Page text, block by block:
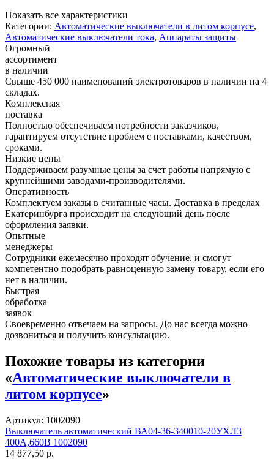
Показать все характеристики
Категории: Автоматические выключатели в литом корпусе,
Автоматические выключатели тока, Аппараты защиты
Огромный
ассортимент
в наличии
Свыше 450 000 наименований электротоваров в наличии на 4
складах.
Комплексная
поставка
Полностью обеспечиваем потребности заказчиков,
гарантируем отсутствие проблем с поставками, качеством,
сроками.
Низкие цены
Поддерживаем разумные цены за счет работы напрямую с
крупнейшими заводами-производителями.
Оперативность
Комплектуем заказы в считанные часы. Доставка в пределах
Екатеринбурга происходит на следующий день после
оформления заявки.
Опытные
менеджеры
Сотрудники ежемесячно проходят обучение, и смогут
компетентно подобрать равноценную замену товару, если его
нет в наличии.
Быстрая
обработка
заявок
Своевременно отвечаем на запросы. До нас всегда можно
дозвониться и получить консультацию.
Похожие товары из категории
«Автоматические выключатели в
литом корпусе»
Артикул: 1002090
Выключатель автоматический ВА04-36-340010-20УХЛ3
400А,660В 1002090
14 877,50 р.